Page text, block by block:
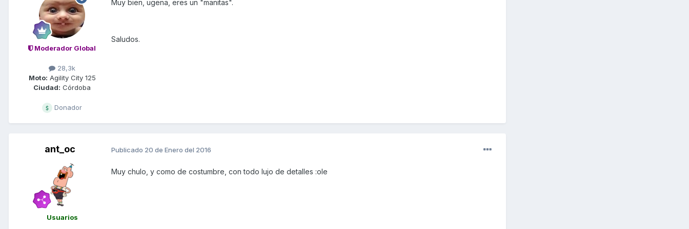
Moderador Global
28,3k
Moto: Agility City 125
Ciudad: Córdoba
Donador
Muy bien, ugena, eres un "manitas".
Saludos.
ant_oc
Usuarios
Publicado 20 de Enero del 2016
Muy chulo, y como de costumbre, con todo lujo de detalles :ole